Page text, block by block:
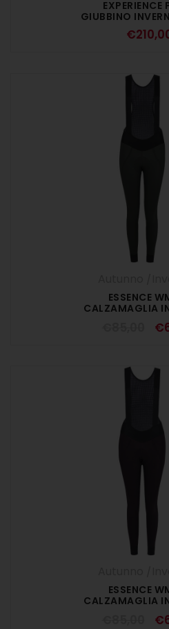
EXPERIENCE
GIUBBINO
€
ESSENCE
CALZAMAGLIA
DONNA€
ESSENCE
CALZAMAGLIA
DONNA €